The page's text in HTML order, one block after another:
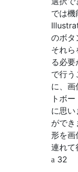
では機
のボタ
それら
る必
で行う
に、画
トボ
に思い
がで
形を画
連れて
32